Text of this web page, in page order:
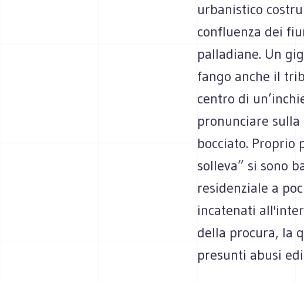
urbanistico
confluenza dei
palladiane. Un
fango anche il
centro di
pronunciare
bocciato. Proprio
solleva” si sono
residenziale a
incatenati
della procura, la
presunti abusi